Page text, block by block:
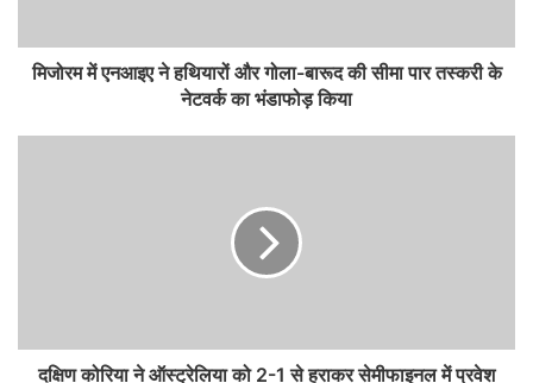
मिजोरम में एनआइए ने हथियारों और गोला-बारूद की सीमा पार तस्करी के
नेटवर्क का भंडाफोड़ किया
दक्षिण कोरिया ने ऑस्ट्रेलिया को 2-1 से हराकर सेमीफाइनल में प्रवेश